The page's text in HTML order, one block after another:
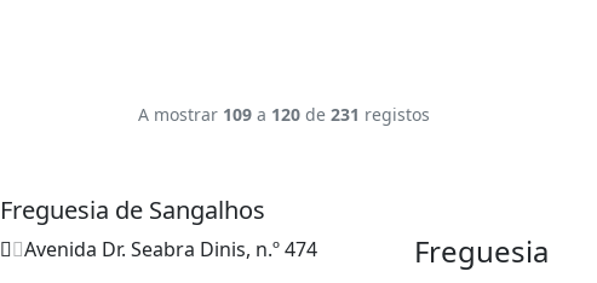
A mostrar 109 a 120 de 231 registos
Freguesia de Sangalhos
Avenida Dr. Seabra Dinis, n.º 474 Freguesia